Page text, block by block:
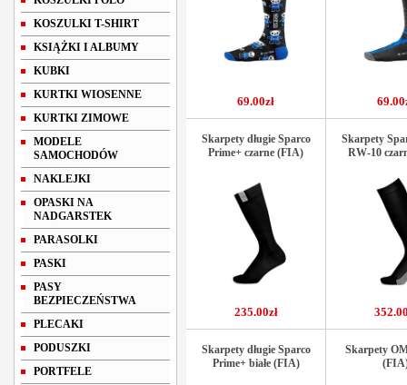
KOSZULKI T-SHIRT
KSIĄŻKI I ALBUMY
KUBKI
KURTKI WIOSENNE
KURTKI ZIMOWE
MODELE
SAMOCHODÓW
NAKLEJKI
OPASKI NA
NADGARSTEK
PARASOLKI
PASKI
PASY
BEZPIECZEŃSTWA
PLECAKI
PODUSZKI
PORTFELE
69.00zł
Skarpety długie Sparco
Prime+ czarne (FIA)
235.00zł
Skarpety
RW-10
Skarpety długie Sparco
Prime+ białe (FIA)
Skarpety